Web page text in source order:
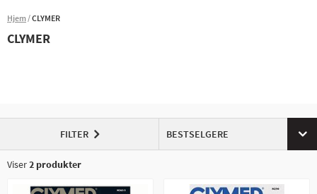
Hjem CLYMER
CLYMER
FILTER BESTSELGERE
Viser2 produkter